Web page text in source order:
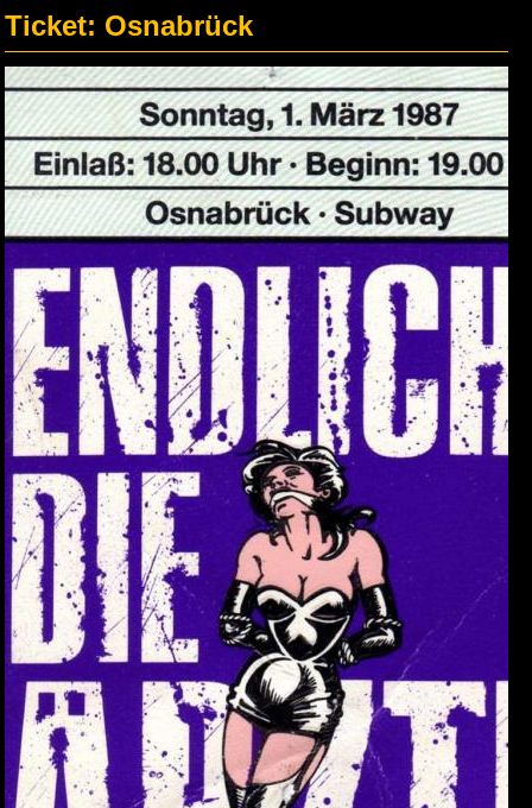
Ticket: Osnabrück